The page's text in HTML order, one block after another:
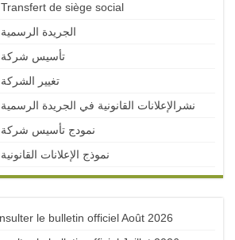
Transfert de siège social
الجريدة الرسمية
تأسيس شركة
تغيير الشركة
نشرالإعلانات القانونية في الجريدة الرسمية
نمودج تأسيس شركة
نموذج الإعلانات القانونية
le bulletin officiel Août 2026